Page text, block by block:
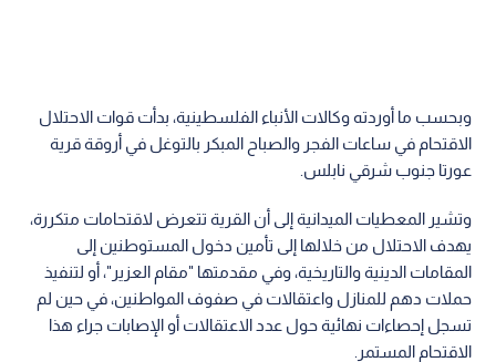
وبحسب ما أوردته وكالات الأنباء الفلسطينية، بدأت قوات الاحتلال
الاقتحام في ساعات الفجر والصباح المبكر بالتوغل في أروقة قرية
عورتا جنوب شرقي نابلس.
وتشير المعطيات الميدانية إلى أن القرية تتعرض لاقتحامات متكررة،
يهدف الاحتلال من خلالها إلى تأمين دخول المستوطنين إلى
المقامات الدينية والتاريخية، وفي مقدمتها "مقام العزير"، أو لتنفيذ
حملات دهم للمنازل واعتقالات في صفوف المواطنين، في حين لم
تسجل إحصاءات نهائية حول عدد الاعتقالات أو الإصابات جراء هذا
الاقتحام المستمر.